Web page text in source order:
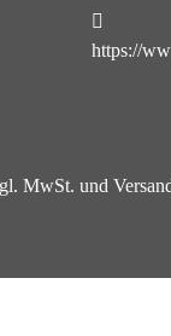
https://
MwSt. und